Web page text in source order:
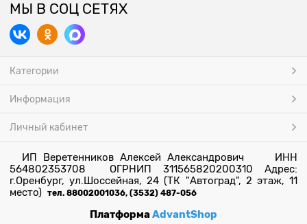
МЫ В СОЦ СЕТЯХ
Категории
Информация
Личный кабинет
ИП Веретенников Алексей Александрович ИНН
564802353708 ОГРНИП 311565820200310 Адрес:
г.Оренбург, ул.Шоссейная, 24 (ТК "Автоград", 2 этаж, 11
место) тел. 88002001036, (3532) 487-056
ПлатформаAdvantShop